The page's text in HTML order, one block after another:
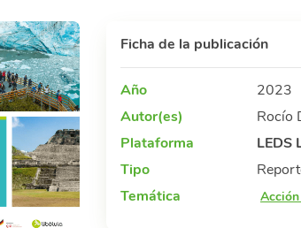
Ficha de la publicación
Año
2023
Autor(es)
Rocío
Plataforma
LEDS
Tipo
Temática